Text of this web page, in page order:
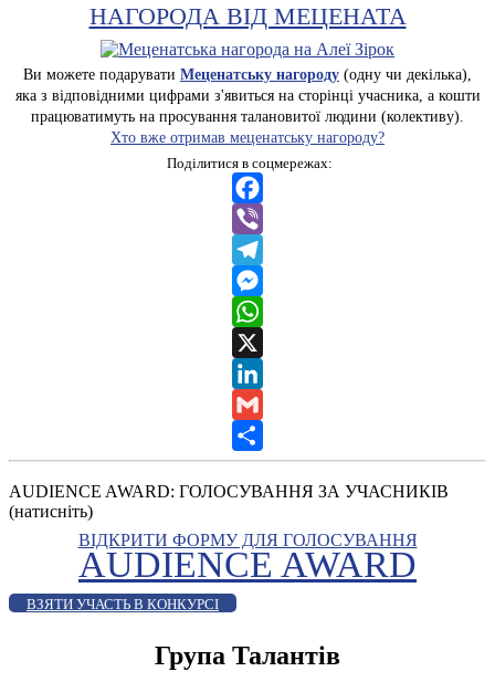
НАГОРОДА ВІД МЕЦЕНАТА
Ви можете подарувати Меценатську нагороду (одну чи декілька),
яка з відповідними цифрами з'явиться на сторінці учасника, а кошти
працюватимуть на просування талановитої людини (колективу).
Хто вже отримав меценатську нагороду?
Поділитися в соцмережах:
Facebook
Viber
Telegram
Messenger
WhatsApp
X
LinkedIn
Gmail
Share
AUDIENCE AWARD: ГОЛОСУВАННЯ ЗА УЧАСНИКІВ
(натисніть)
ВІДКРИТИ ФОРМУ ДЛЯ ГОЛОСУВАННЯ
AUDIENCE AWARD
ВЗЯТИ УЧАСТЬ В КОНКУРСІ
Група Талантів